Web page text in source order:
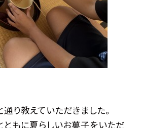
り教えていただきました。
もに夏らしいお菓子をいただ